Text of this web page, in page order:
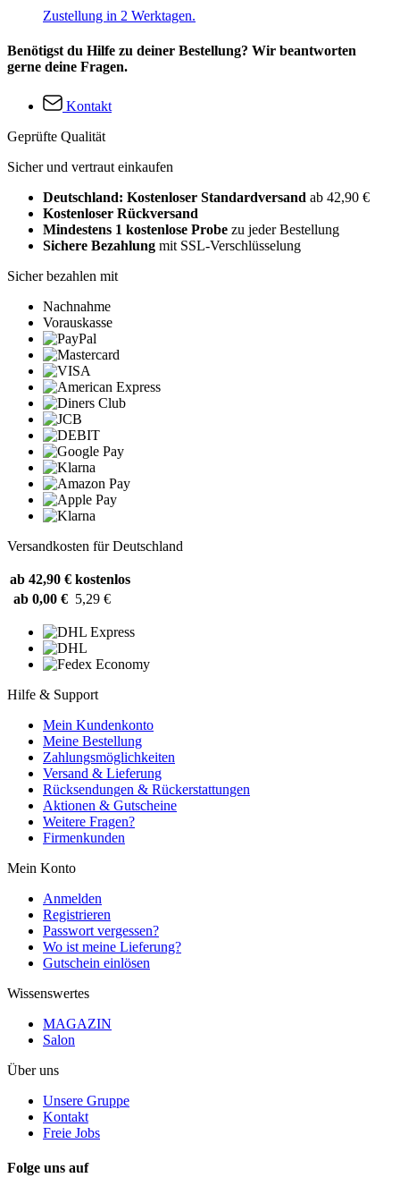
Zustellung in 2 Werktagen.
Benötigst du Hilfe zu deiner Bestellung? Wir beantworten
gerne deine Fragen.
Kontakt
Geprüfte Qualität
Sicher und vertraut einkaufen
Deutschland: Kostenloser Standardversand ab 42,90 €
Kostenloser Rückversand
Mindestens 1 kostenlose Probe zu jeder Bestellung
Sichere Bezahlung mit SSL-Verschlüsselung
Sicher bezahlen mit
Nachnahme
Vorauskasse
Versandkosten für Deutschland
ab 42,90 € kostenlos
ab 0,00 € 5,29 €
Hilfe & Support
Mein Kundenkonto
Meine Bestellung
Zahlungsmöglichkeiten
Versand & Lieferung
Rücksendungen & Rückerstattungen
Aktionen & Gutscheine
Weitere Fragen?
Firmenkunden
Mein Konto
Anmelden
Registrieren
Passwort vergessen?
Wo ist meine Lieferung?
Gutschein einlösen
Wissenswertes
MAGAZIN
Salon
Über uns
Unsere Gruppe
Kontakt
Freie Jobs
Folge uns auf